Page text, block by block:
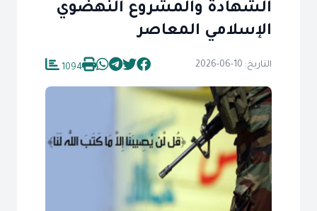
الشهادة والمشروع النهضوي
الإسلامي المعاصر
التاريخ: 10-06-2026 1094